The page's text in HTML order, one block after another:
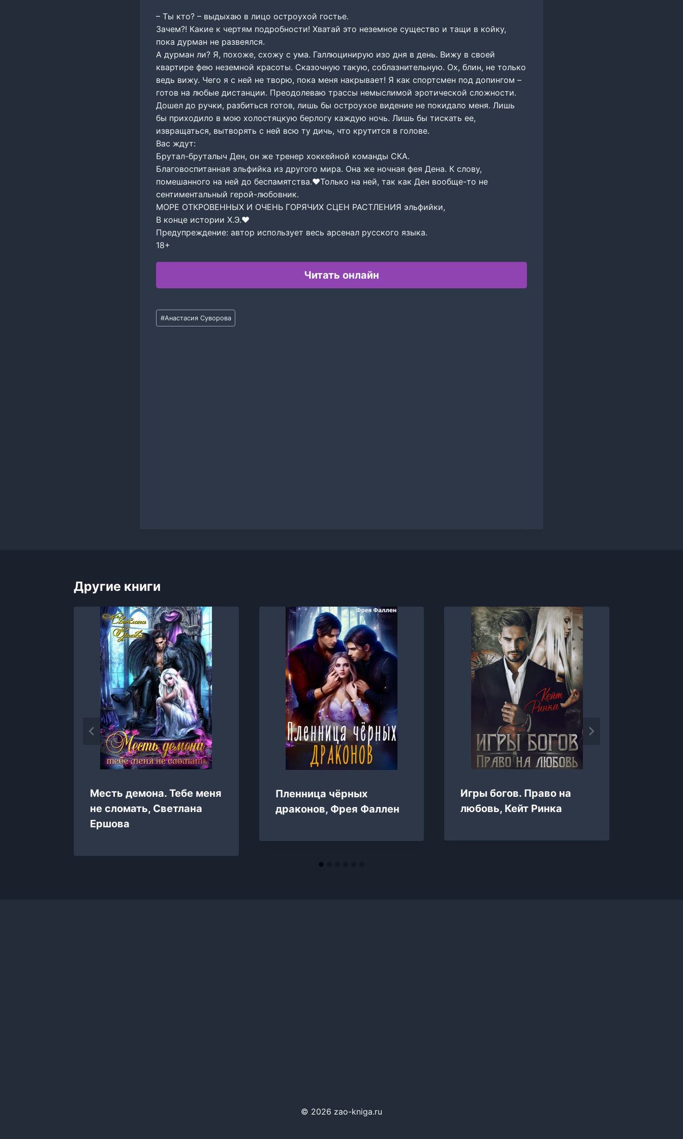
– Ты кто? – выдыхаю в лицо остроухой гостье.
Зачем?! Какие к чертям подробности! Хватай это неземное существо и тащи в койку,
пока дурман не развеялся.
А дурман ли? Я, похоже, схожу с ума. Галлюцинирую изо дня в день. Вижу в своей
квартире фею неземной красоты. Сказочную такую, соблазнительную. Ох, блин, не только
ведь вижу. Чего я с ней не творю, пока меня накрывает! Я как спортсмен под допингом –
готов на любые дистанции. Преодолеваю трассы немыслимой эротической сложности.
Дошел до ручки, разбиться готов, лишь бы остроухое видение не покидало меня. Лишь
бы приходило в мою холостяцкую берлогу каждую ночь. Лишь бы тискать ее,
извращаться, вытворять с ней всю ту дичь, что крутится в голове.
Вас ждут:
Брутал-бруталыч Ден, он же тренер хоккейной команды СКА.
Благовоспитанная эльфийка из другого мира. Она же ночная фея Дена. К слову,
помешанного на ней до беспамятства.‍❤️‍Только на ней, так как Ден вообще-то не
сентиментальный герой-любовник.
МОРЕ ОТКРОВЕННЫХ И ОЧЕНЬ ГОРЯЧИХ СЦЕН РАСТЛЕНИЯ эльфийки,
В конце истории Х.Э.‍❤️‍
Предупреждение: автор использует весь арсенал русского языка.
18+
Читать онлайн
Метки
записи:
#Анастасия Суворова
Другие книги
Месть демона. Тебе меня
не сломать, Светлана
Ершова
Пленница чёрных
драконов, Фрея Фаллен
Игры богов. Право на
любовь, Кейт Ринка
© 2026 zao-kniga.ru